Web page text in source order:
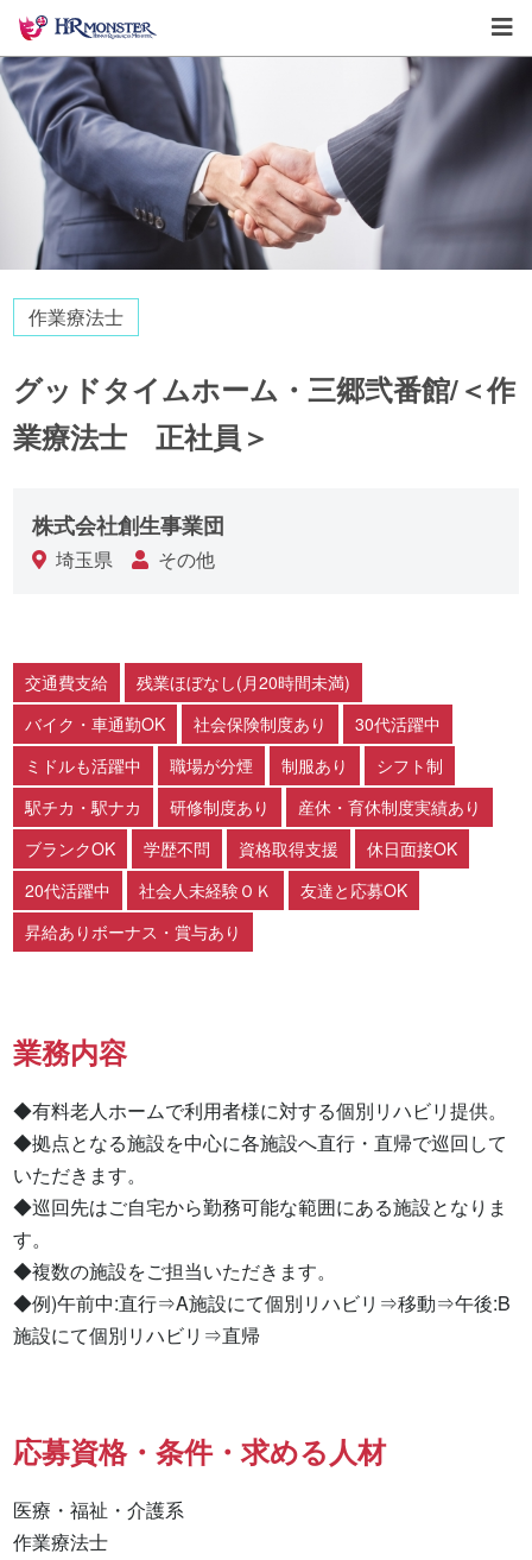
作業療法士
グッドタイムホーム・三郷弐番館/＜作
業療法士 正社員＞
株式会社創生事業団
埼玉県 その他
交通費支給
残業ほぼなし(月20時間未満)
バイク・車通勤OK
社会保険制度あり
30代活躍中
ミドルも活躍中
職場が分煙 制服あり
シフト制
駅チカ・駅ナカ
研修制度あり
産休・育休制度実績あり
ブランクOK
学歴不問 資格取得支援
休日面接OK
20代活躍中
社会人未経験ＯＫ
友達と応募OK
昇給ありボーナス・賞与あり
業務内容
◆有料老人ホームで利用者様に対する個別リハビリ提供。
◆拠点となる施設を中心に各施設へ直行・直帰で巡回して
いただきます。
◆巡回先はご自宅から勤務可能な範囲にある施設となりま
す。
◆複数の施設をご担当いただきます。
◆例)午前中:直行⇒A施設にて個別リハビリ⇒移動⇒午後:B
施設にて個別リハビリ⇒直帰
応募資格・条件・求める人材
医療・福祉・介護系
作業療法士